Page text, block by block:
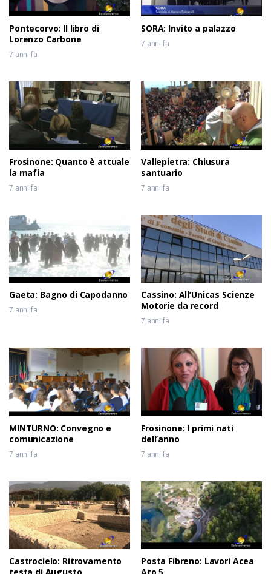
Pontecorvo: Il libro di
Lorenzo Carbone
7 anni fa
SORA: Invito a palazzo
7 anni fa
Frosinone: Quanto è attuale
la mafia
7 anni fa
Vallepietra: Chiusura
santuario
7 anni fa
Gaeta: Bagno di Capodanno
7 anni fa
Cassino: All’Unicas Scienze
Motorie da record
7 anni fa
MINTURNO: Convegno e
comunicazione
7 anni fa
Frosinone: I primi nati
dell’anno
7 anni fa
Castrocielo: Ritrovamento
Posta Fibreno: Lavori Acea